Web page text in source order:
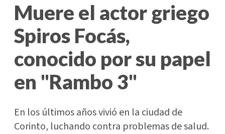
Muere el actor griego
Spiros Focás,
conocido por su papel
en "Rambo 3"
En los últimos años vivió en la ciudad de
Corinto, luchando contra problemas de salud.